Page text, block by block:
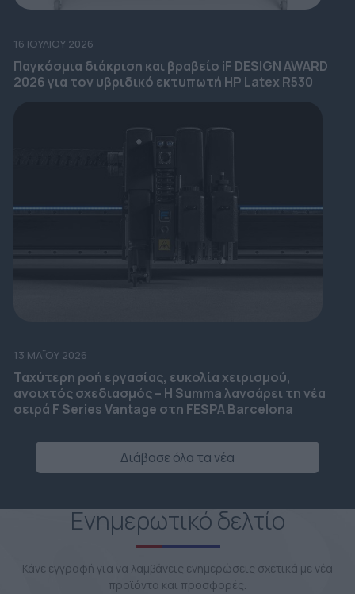
16 ΙΟΥΛΊΟΥ 2026
Παγκόσμια διάκριση και βραβείο iF DESIGN AWARD
2026 για τον υβριδικό εκτυπωτή HP Latex R530
13 ΜΑΪ́ΟΥ 2026
Ταχύτερη ροή εργασίας, ευκολία χειρισμού,
ανοιχτός σχεδιασμός – Η Summa λανσάρει τη νέα
σειρά F Series Vantage στη FESPA Barcelona
Διάβασε όλα τα νέα
Ενημερωτικό δελτίο
Κάνε εγγραφή για να λαμβάνεις ενημερώσεις σχετικά με νέα
προϊόντα και προσφορές.